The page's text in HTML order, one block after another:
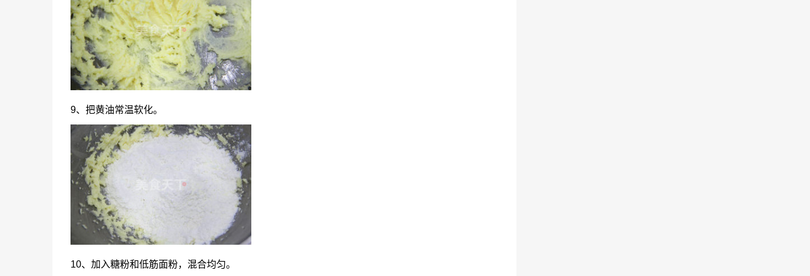
9、把黄油常温软化。
10、加入糖粉和低筋面粉，混合均匀。